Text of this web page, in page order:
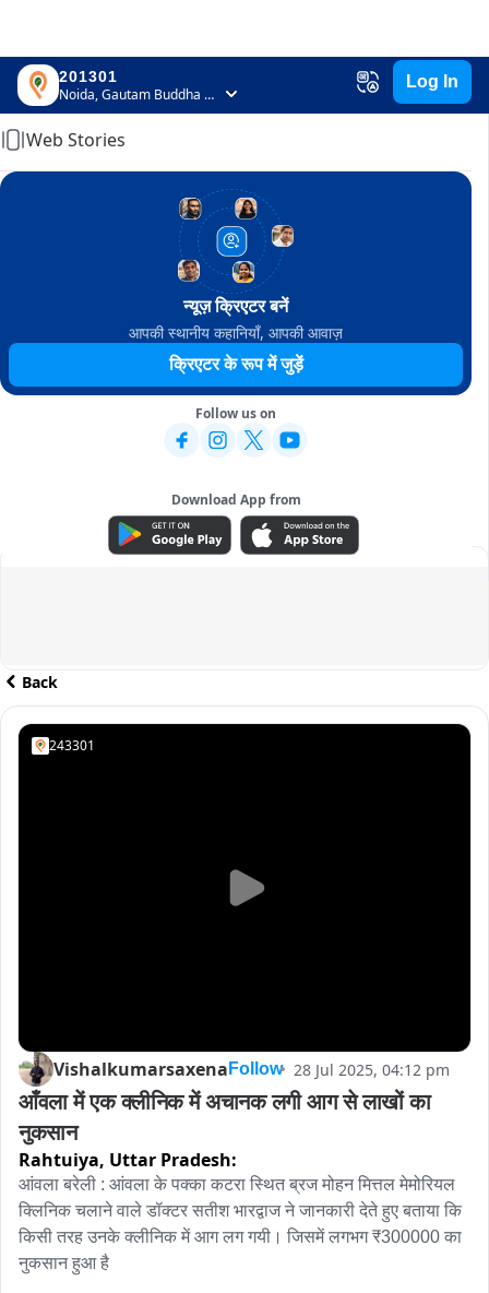
201301
Noida, Gautam Buddha Nagar, Uttar Pradesh
Log In
Home
Web Stories
न्यूज़ क्रिएटर बनें
आपकी स्थानीय कहानियाँ, आपकी आवाज़
क्रिएटर के रूप में जुड़ें
Follow us on
Download App from
ADVERTISEMENT
Back
243301
Vishalkumarsaxena Follow 28 Jul 2025, 04:12 pm
आँवला में एक क्लीनिक में अचानक लगी आग से लाखों का
नुकसान
Rahtuiya, Uttar Pradesh:
आंवला बरेली : आंवला के पक्का कटरा स्थित ब्रज मोहन मित्तल मेमोरियल
क्लिनिक चलाने वाले डॉक्टर सतीश भारद्वाज ने जानकारी देते हुए बताया कि
किसी तरह उनके क्लीनिक में आग लग गयी। जिसमें लगभग ₹300000 का
नुकसान हुआ है